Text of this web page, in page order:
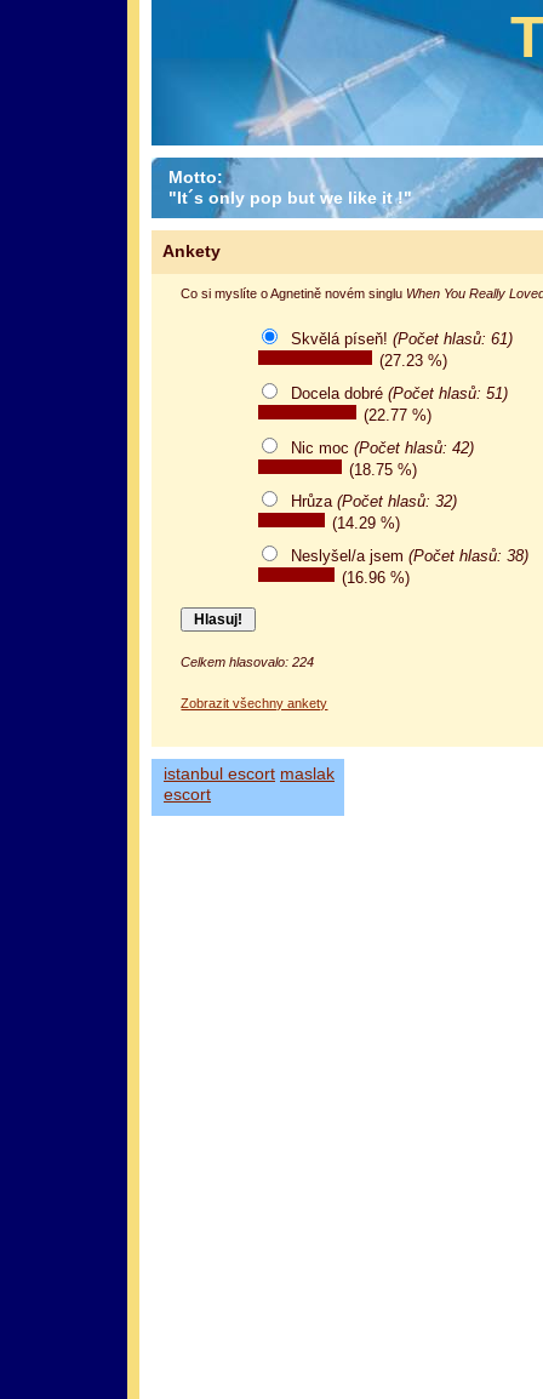
Motto:
"It´s only pop but we like it !"
Ankety
Co si myslíte o Agnetině novém singlu When You Really
Skvělá píseň! (Počet hlasů: 61)
(27.23 %)
Docela dobré (Počet hlasů: 51)
(22.77 %)
Nic moc (Počet hlasů: 42)
(18.75 %)
Hrůza (Počet hlasů: 32)
(14.29 %)
Neslyšel/a jsem (Počet hlasů: 38)
(16.96 %)
Celkem hlasovalo: 224
Zobrazit všechny ankety
istanbul escort maslak
escort